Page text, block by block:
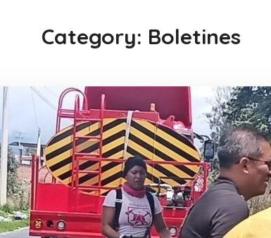
Category: Boletines